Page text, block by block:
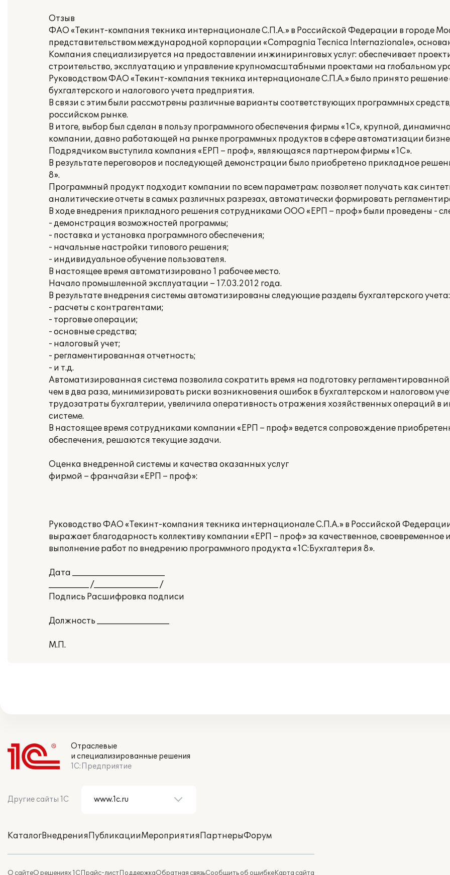
Отзыв
ФАО «Текинт-компания текника интернационале С.П.А.» в Российской Федерации в городе
представительством международной корпорации «Compagnia Tecnica Internazionale»,
Компания специализируется на предоставлении инжиниринговых услуг: обеспечивает
строительство, эксплуатацию и управление крупномасштабными проектами на глобальном
Руководством ФАО «Текинт-компания текника интернационале С.П.А.» было принято решение
бухгалтерского и налогового учета предприятия.
В связи с этим были рассмотрены различные варианты соответствующих программных
российском рынке.
В итоге, выбор был сделан в пользу программного обеспечения фирмы «1С», крупной,
компании, давно работающей на рынке программных продуктов в сфере автоматизации
Подрядчиком выступила компания «ЕРП – проф», являющаяся партнером фирмы «1С».
В результате переговоров и последующей демонстрации было приобретено прикладное
8».
Программный продукт подходит компании по всем параметрам: позволяет получать как
аналитические отчеты в самых различных разрезах, автоматически формировать
В ходе внедрения прикладного решения сотрудниками ООО «ЕРП – проф» были проведены -
- демонстрация возможностей программы;
- поставка и установка программного обеспечения;
- начальные настройки типового решения;
- индивидуальное обучение пользователя.
В настоящее время автоматизировано 1 рабочее место.
Начало промышленной эксплуатации – 17.03.2012 года.
В результате внедрения системы автоматизированы следующие разделы бухгалтерского учета:
- расчеты с контрагентами;
- торговые операции;
- основные средства;
- налоговый учет;
- регламентированная отчетность;
- и т.д.
Автоматизированная система позволила сократить время на подготовку регламентированной
чем в два раза, минимизировать риски возникновения ошибок в бухгалтерском и налоговом
трудозатраты бухгалтерии, увеличила оперативность отражения хозяйственных операций
системе.
В настоящее время сотрудниками компании «ЕРП – проф» ведется сопровождение
обеспечения, решаются текущие задачи.
Оценка внедренной системы и качества оказанных услуг
фирмой – франчайзи «ЕРП – проф»:
Руководство ФАО «Текинт-компания текника интернационале С.П.А.» в Российской
выражает благодарность коллективу компании «ЕРП – проф» за качественное, своевременное
выполнение работ по внедрению программного продукта «1С:Бухгалтерия 8».
Дата _______________________
__________ /________________ /
Подпись Расшифровка подписи
Должность __________________
М.П.
Отраслевые
и специализированные решения
1С:Предприятие
Другие сайты 1С
КаталогВнедренияПубликацииМероприятияПартнерыФорум
О сайтеО решениях 1СПрайс-листПоддержкаОбратная связьСообщить об ошибкеКарта сайта